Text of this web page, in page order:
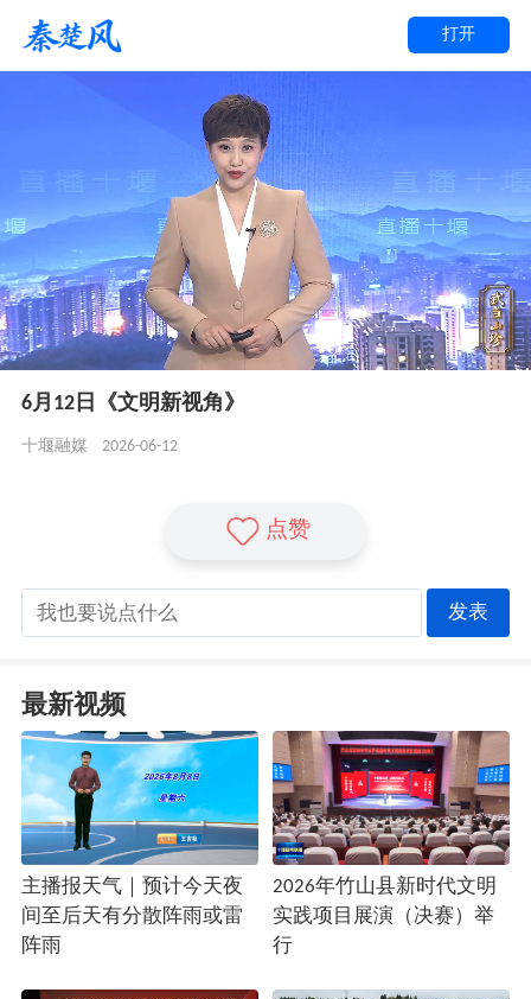
打开
6月12日《文明新视角》
十堰融媒 2026-06-12
点赞
发表
最新视频
主播报天气｜预计今天夜
间至后天有分散阵雨或雷
阵雨
2026年竹山县新时代文明
实践项目展演（决赛）举
行